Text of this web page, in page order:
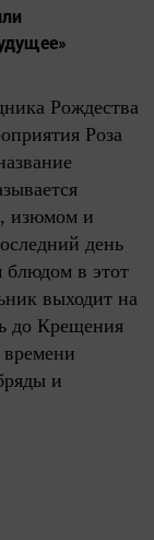
Рождества
Роза
изюмом и
день
блюдом в этот
выходит на
до Крещения
и